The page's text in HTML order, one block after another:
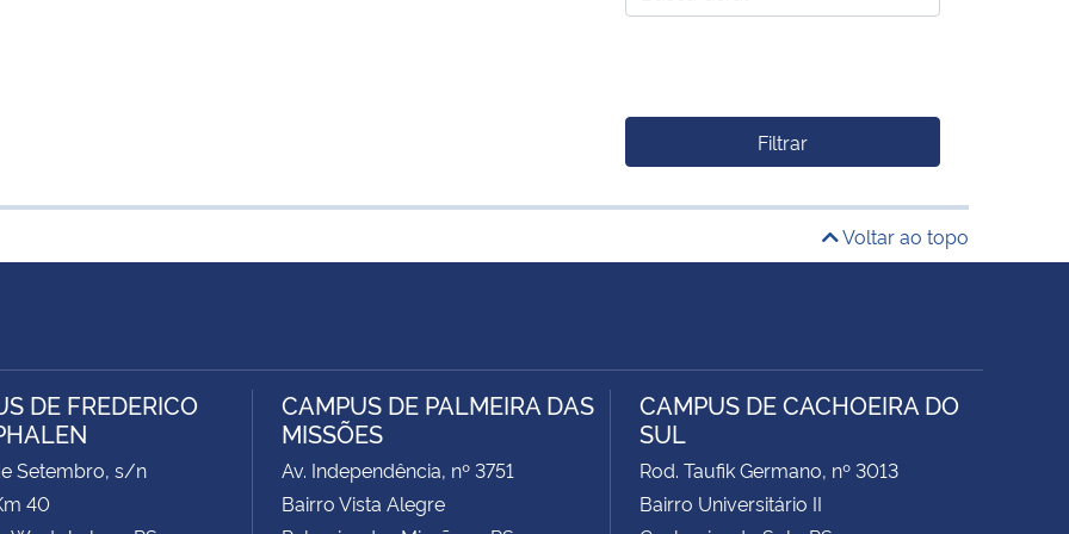
Filtrar
Voltar ao topo
DE FREDERICO
Setembro, s/n
40
CAMPUS DE PALMEIRA DAS
MISSÕES
Av. Independência, nº 3751
Bairro Vista Alegre
CAMPUS DE CACHOEIRA DO
SUL
Rod. Taufik Germano, nº 3013
Bairro Universitário II